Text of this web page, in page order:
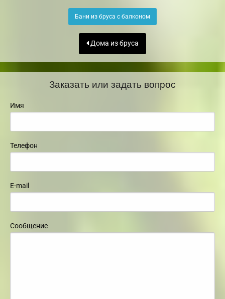
Бани из бруса с балконом
Дома из бруса
Заказать или задать вопрос
Имя
Телефон
E-mail
Сообщение